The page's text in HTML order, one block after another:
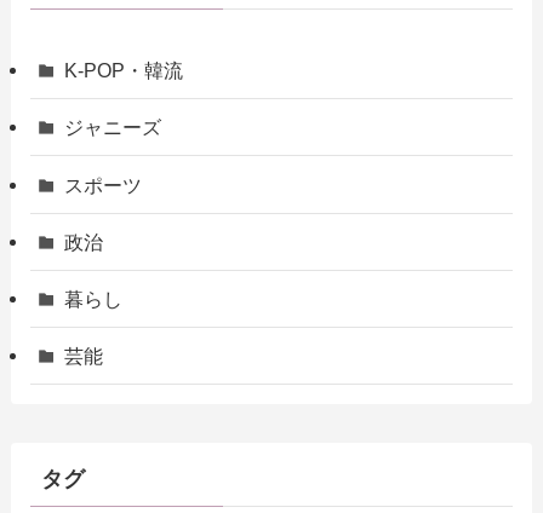
K-POP・韓流
ジャニーズ
スポーツ
政治
暮らし
芸能
タグ